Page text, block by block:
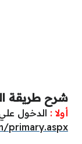
شرح طريقة
أولا : الدخول
primary.aspx